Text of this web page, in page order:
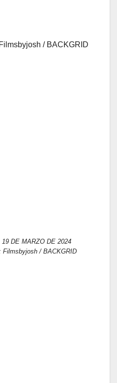
/ BACKGRID
DE MARZO DE 2024
Filmsbyjosh / BACKGRID